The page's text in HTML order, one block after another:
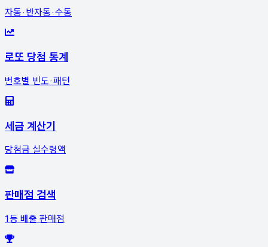
자동·반자동·수동
로또 당첨 통계
번호별 빈도·패턴
세금 계산기
당첨금 실수령액
판매점 검색
1등 배출 판매점